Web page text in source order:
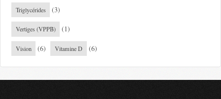
Triglycérides (3)
Vertiges (VPPB) (1)
Vision (6) Vitamine D (6)